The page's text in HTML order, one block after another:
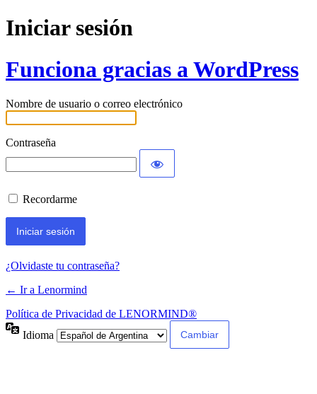
Iniciar sesión
Funciona gracias a WordPress
Nombre de usuario o correo electrónico
Contraseña
Recordarme
¿Olvidaste tu contraseña?
← Ir a Lenormind
Política de Privacidad de LENORMIND®
Idioma